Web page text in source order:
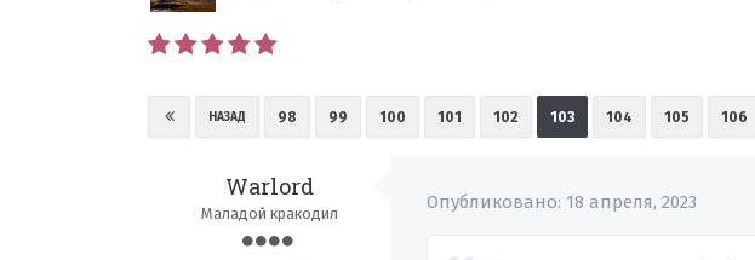
НАЗАД 98 99 100 101 102 103 104 105 106
Warlord
Маладой кракодил
Опубликовано: 18 апреля, 2023